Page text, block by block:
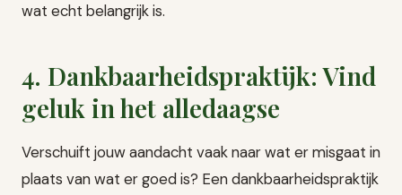
wat echt belangrijk is.
4. Dankbaarheidspraktijk: Vind
geluk in het alledaagse
Verschuift jouw aandacht vaak naar wat er misgaat in
plaats van wat er goed is? Een dankbaarheidspraktijk